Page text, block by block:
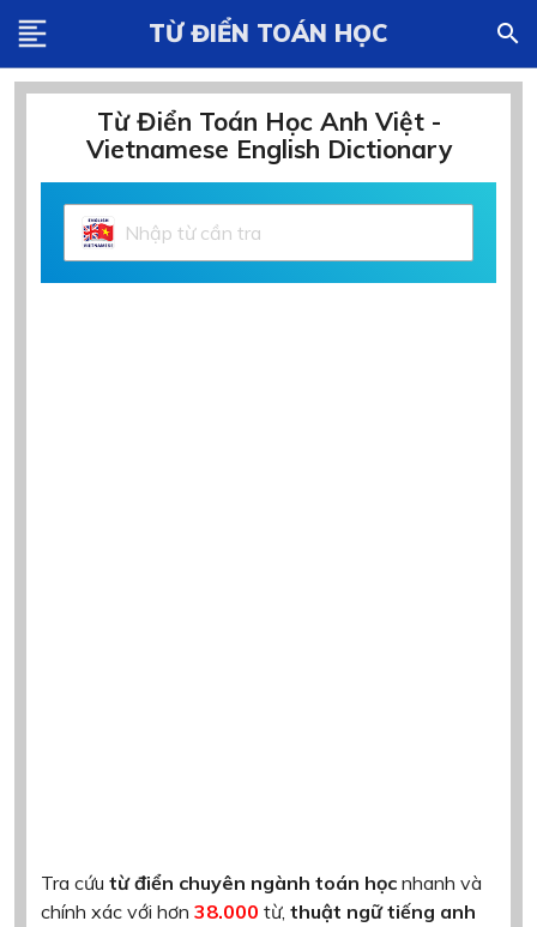
format_align_left TỪ ĐIỂN TOÁN HỌC search
Từ Điển Toán Học Anh Việt -
Vietnamese English Dictionary
Tra cứu từ điển chuyên ngành toán học nhanh và
chính xác với hơn 38.000 từ, thuật ngữ tiếng anh